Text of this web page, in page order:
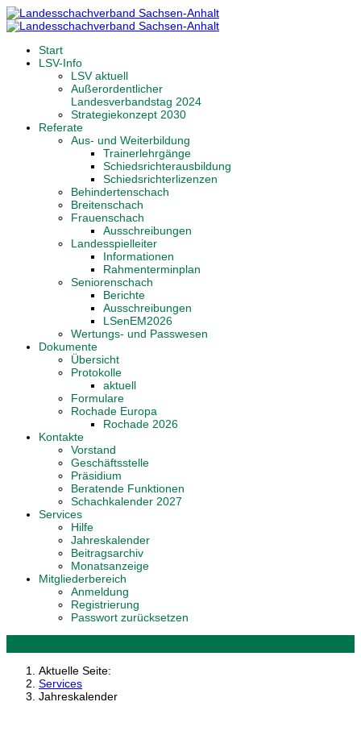
Start
LSV-Info
LSV aktuell
Außerordentlicher
Landesverbandstag 2024
Strategiekonzept 2030
Referate
Aus- und Weiterbildung
Trainerlehrgänge
Schiedsrichterausbildung
Schiedsrichterlizenzen
Behindertenschach
Breitenschach
Frauenschach
Ausschreibungen
Landesspielleiter
Informationen
Rahmenterminplan
Seniorenschach
Berichte
Ausschreibungen
LSenEM2026
Wertungs- und Passwesen
Dokumente
Übersicht
Protokolle
aktuell
Formulare
Rochade Europa
Rochade 2026
Kontakte
Vorstand
Geschäftsstelle
Präsidium
Beratende Funktionen
Schachkalender 2027
Services
Hilfe
Jahreskalender
Beitragsarchiv
Monatsanzeige
Mitgliederbereich
Anmeldung
Registrierung
Passwort zurücksetzen
Aktuelle Seite:
Services
Jahreskalender